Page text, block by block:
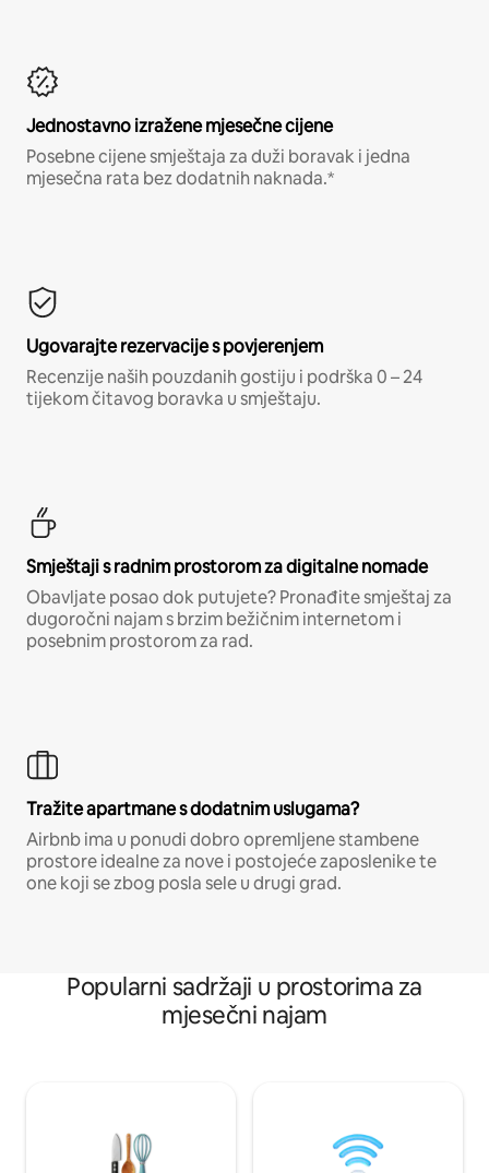
Jednostavno izražene mjesečne cijene
Posebne cijene smještaja za duži boravak i jedna
mjesečna rata bez dodatnih naknada.*
Ugovarajte rezervacije s povjerenjem
Recenzije naših pouzdanih gostiju i podrška 0 – 24
tijekom čitavog boravka u smještaju.
Smještaji s radnim prostorom za digitalne nomade
Obavljate posao dok putujete? Pronađite smještaj za
dugoročni najam s brzim bežičnim internetom i
posebnim prostorom za rad.
Tražite apartmane s dodatnim uslugama?
Airbnb ima u ponudi dobro opremljene stambene
prostore idealne za nove i postojeće zaposlenike te
one koji se zbog posla sele u drugi grad.
Popularni sadržaji u prostorima za
mjesečni najam